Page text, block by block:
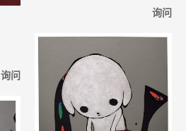
询问
询问